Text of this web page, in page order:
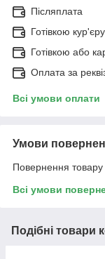
Післяплата
Готівкою
Готівкою або
Оплата за
Всі умови оплати
Умови
Повернення
Всі умови
Подібні товари